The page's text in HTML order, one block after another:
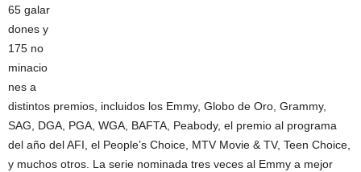
65 galar
dones y
175 no
minacio
nes a
distintos premios, incluidos los Emmy, Globo de Oro, Grammy,
SAG, DGA, PGA, WGA, BAFTA, Peabody, el premio al programa
del año del AFI, el People’s Choice, MTV Movie & TV, Teen Choice,
y muchos otros. La serie nominada tres veces al Emmy a mejor